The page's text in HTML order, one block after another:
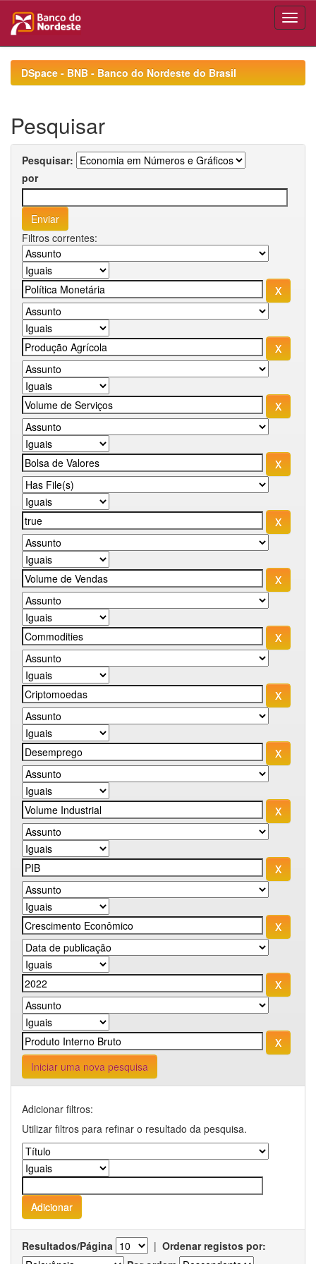
navigationDSpace - BNB - Banco do Nordeste do Brasil
Pesquisar
Pesquisar:
por
Filtros correntes:
Iniciar uma nova pesquisa
Adicionar filtros:
Utilizar filtros para refinar o resultado da pesquisa.
Resultados/Página | Ordenar registos por: